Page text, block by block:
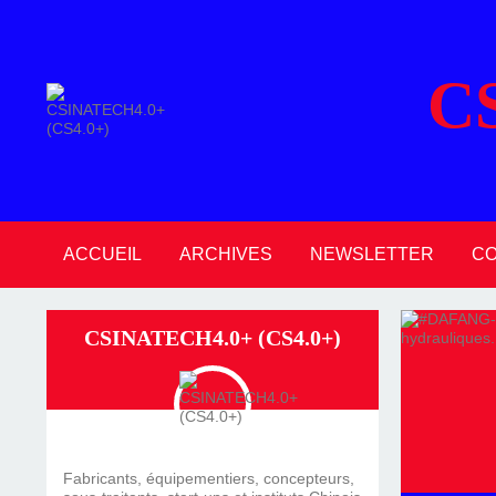
ACCUEIL ARCHIVES NEWSLETTER
CSINATECH4.0+ (CS4.0+)
Fabricants, équipementiers, concepteurs,